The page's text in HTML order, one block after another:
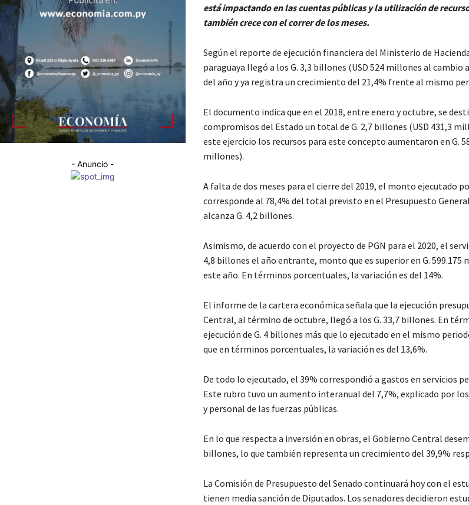
- Anuncio -
está impactando en las cuentas públicas y la utilización de
también crece con el correr de los meses.
Según el reporte de ejecución financiera del Ministerio de
paraguaya llegó a los G. 3,3 billones (USD 524 millones al cambio
del año y ya registra un crecimiento del 21,4% frente al mismo
El documento indica que en el 2018, entre enero y octubre, se
compromisos del Estado un total de G. 2,7 billones (USD 431,3
este ejercicio los recursos para este concepto aumentaron en G.
millones).
A falta de dos meses para el cierre del 2019, el monto ejecutado
corresponde al 78,4% del total previsto en el Presupuesto
alcanza G. 4,2 billones.
Asimismo, de acuerdo con el proyecto de PGN para el 2020, el
4,8 billones el año entrante, monto que es superior en G. 599.175
este año. En términos porcentuales, la variación es del 14%.
El informe de la cartera económica señala que la ejecución
Central, al término de octubre, llegó a los G. 33,7 billones. En
ejecución de G. 4 billones más que lo ejecutado en el mismo
que en términos porcentuales, la variación es del 13,6%.
De todo lo ejecutado, el 39% correspondió a gastos en servicios
Este rubro tuvo un aumento interanual del 7,7%, explicado por
y personal de las fuerzas públicas.
En lo que respecta a inversión en obras, el Gobierno Central
billones, lo que también representa un crecimiento del 39,9%
La Comisión de Presupuesto del Senado continuará hoy con el
tienen media sanción de Diputados. Los senadores decidieron